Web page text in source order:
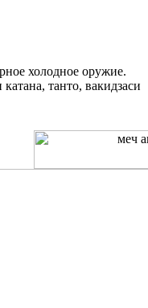
холодное оружие.
танто, вакидзаси